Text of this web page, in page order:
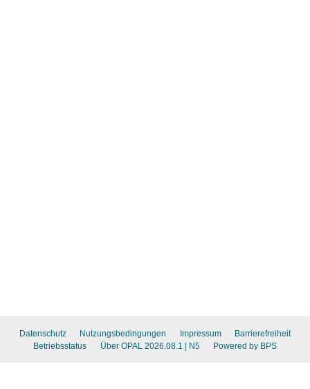
Datenschutz Nutzungsbedingungen Impressum
Barrierefreiheit
Betriebsstatus
Über OPAL 2026.08.1 | N5 Powered by BPS